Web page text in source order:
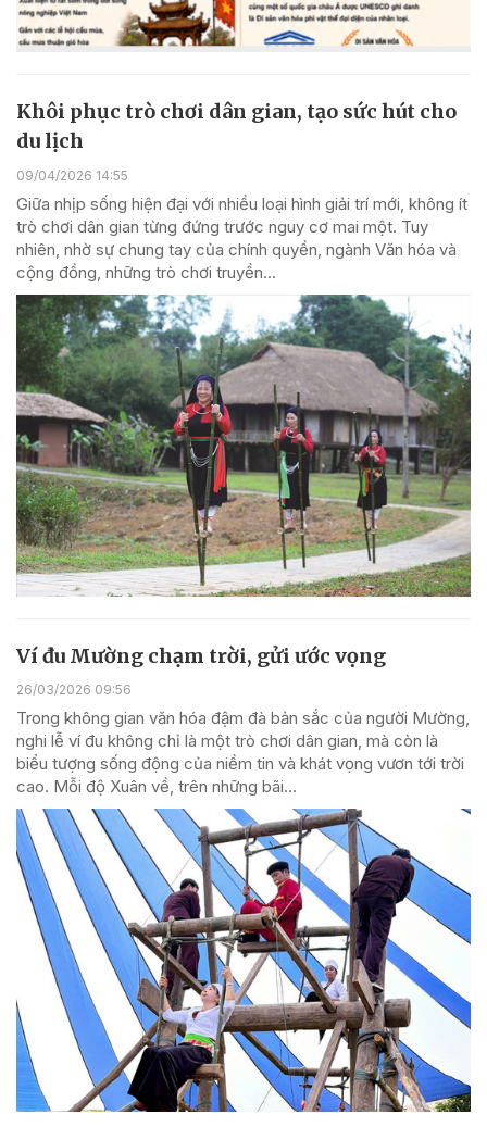
Khôi phục trò chơi dân gian, tạo sức hút cho
du lịch
09/04/2026 14:55
Giữa nhịp sống hiện đại với nhiều loại hình giải trí mới, không ít
trò chơi dân gian từng đứng trước nguy cơ mai một. Tuy
nhiên, nhờ sự chung tay của chính quyền, ngành Văn hóa và
cộng đồng, những trò chơi truyền...
Ví đu Mường chạm trời, gửi ước vọng
26/03/2026 09:56
Trong không gian văn hóa đậm đà bản sắc của người Mường,
nghi lễ ví đu không chỉ là một trò chơi dân gian, mà còn là
biểu tượng sống động của niềm tin và khát vọng vươn tới trời
cao. Mỗi độ Xuân về, trên những bãi...